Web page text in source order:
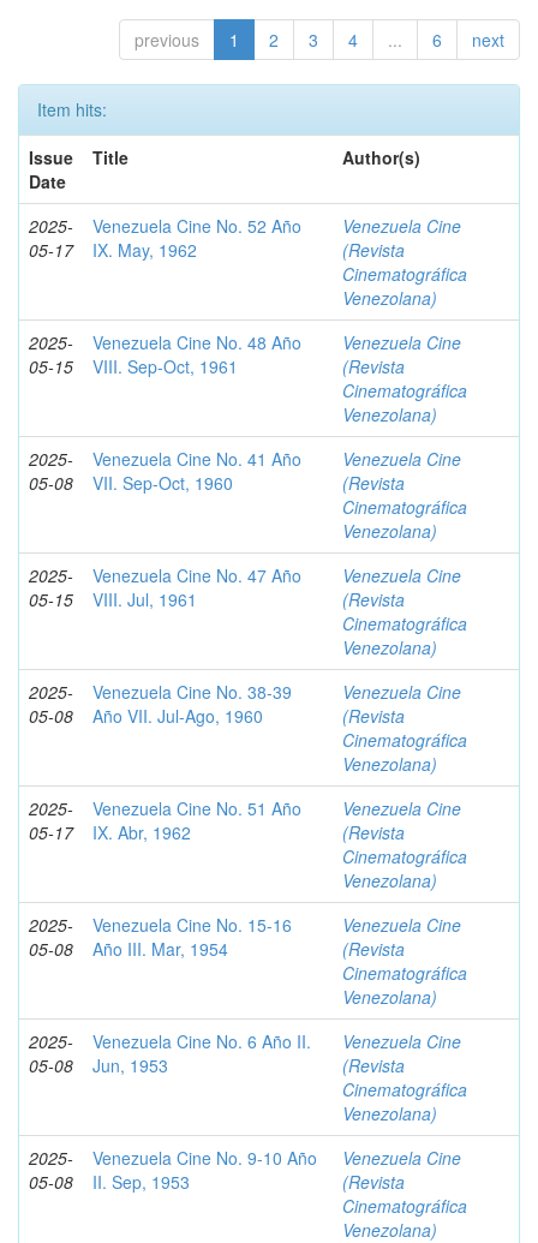
previous 1 2 3 4 ... 6 next
Item hits:
Issue
Date
Title Author(s)
2025-
05-17
Venezuela Cine No. 52 Año
IX. May, 1962
Venezuela Cine
(Revista
Cinematográfica
Venezolana)
2025-
05-15
Venezuela Cine No. 48 Año
VIII. Sep-Oct, 1961
Venezuela Cine
(Revista
Cinematográfica
Venezolana)
2025-
05-08
Venezuela Cine No. 41 Año
VII. Sep-Oct, 1960
Venezuela Cine
(Revista
Cinematográfica
Venezolana)
2025-
05-15
Venezuela Cine No. 47 Año
VIII. Jul, 1961
Venezuela Cine
(Revista
Cinematográfica
Venezolana)
2025-
05-08
Venezuela Cine No. 38-39
Año VII. Jul-Ago, 1960
Venezuela Cine
(Revista
Cinematográfica
Venezolana)
2025-
05-17
Venezuela Cine No. 51 Año
IX. Abr, 1962
Venezuela Cine
(Revista
Cinematográfica
Venezolana)
2025-
05-08
Venezuela Cine No. 15-16
Año III. Mar, 1954
Venezuela Cine
(Revista
Cinematográfica
Venezolana)
2025-
05-08
Venezuela Cine No. 6 Año II.
Jun, 1953
Venezuela Cine
(Revista
Cinematográfica
Venezolana)
2025-
05-08
Venezuela Cine No. 9-10 Año
II. Sep, 1953
Venezuela Cine
(Revista
Cinematográfica
Venezolana)